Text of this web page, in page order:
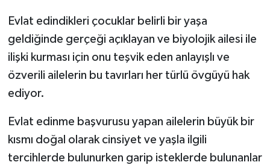
Evlat edindikleri çocuklar belirli bir yaşa
geldiğinde gerçeği açıklayan ve biyolojik ailesi ile
ilişki kurması için onu teşvik eden anlayışlı ve
özverili ailelerin bu tavırları her türlü övgüyü hak
ediyor.
Evlat edinme başvurusu yapan ailelerin büyük bir
kısmı doğal olarak cinsiyet ve yaşla ilgili
tercihlerde bulunurken garip isteklerde bulunanlar